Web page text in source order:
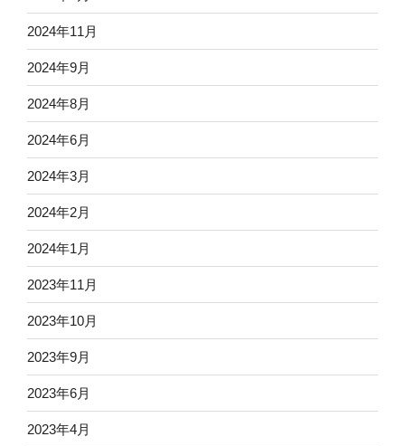
2024年11月
2024年9月
2024年8月
2024年6月
2024年3月
2024年2月
2024年1月
2023年11月
2023年10月
2023年9月
2023年6月
2023年4月